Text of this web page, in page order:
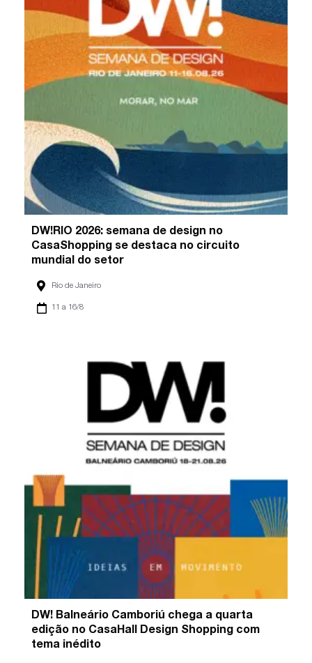
DW!RIO 2026: semana de design no
CasaShopping se destaca no circuito
mundial do setor
Rio de Janeiro
11 a 16/8
DW! Balneário Camboriú chega a quarta
edição no CasaHall Design Shopping com
tema inédito